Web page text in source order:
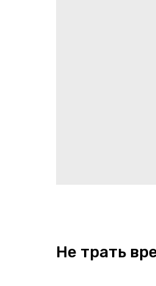
Не трать